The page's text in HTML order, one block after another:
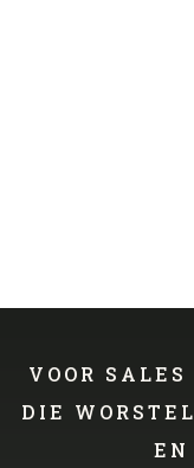
VOOR
DIE
EN